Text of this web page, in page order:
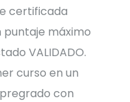
certificada
puntaje máximo
VALIDADO.
curso en un
con